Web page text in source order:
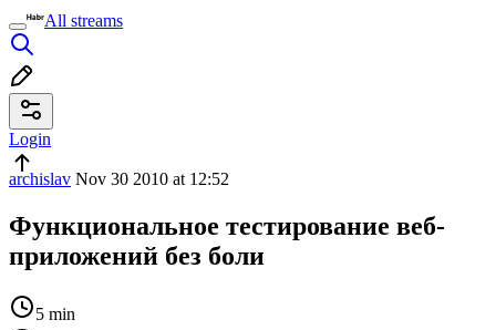
All streams
Login
archislav Nov 30 2010 at 12:52
Функциональное тестирование веб-
приложений без боли
5 min